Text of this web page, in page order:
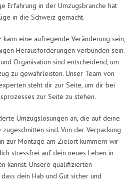
Erfahrung in der Umzugsbranche hat
in die Schweiz gemacht.
kann eine aufregende Veränderung sein,
Herausforderungen verbunden sein.
Organisation sind entscheidend, um
zu gewährleisten. Unser Team von
steht dir zur Seite, um dir bei
zur Seite zu stehen.
Umzugslösungen an, die auf deine
sind. Von der Verpackung
zur Montage am Zielort kümmern wir
stressfrei auf dein neues Leben in
kannst. Unsere qualifizierten
dein Hab und Gut sicher und